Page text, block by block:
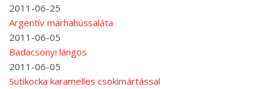
2011-06-25
Argentív marhahússaláta
2011-06-05
Badacsonyi lángos
2011-06-05
Sütikocka karamelles csokimártással